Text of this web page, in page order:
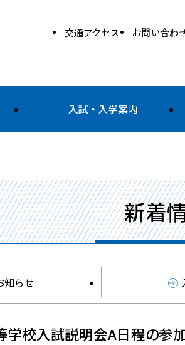
交通アクセス お問い合わ
入試・入学案内
新着
知らせ
学校入試説明会A日程の参